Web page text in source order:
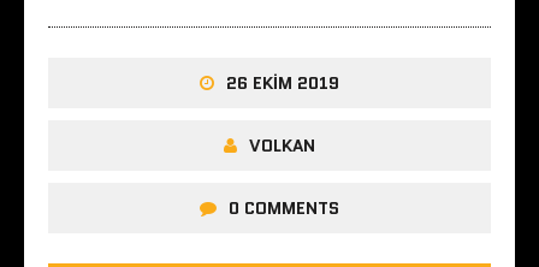
26 EKIM 2019
VOLKAN
0 COMMENTS